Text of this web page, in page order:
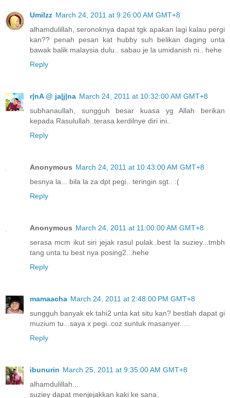
UmiIzz March 24, 2011 at 9:26:00 AM GMT+8
alhamdulillah, seronoknya dapat tgk apakan lagi kalau pergi
kan?? penah pesan kat hubby suh belikan daging unta
bawak balik malaysia dulu.. sabau je la umidanish ni.. hehe
Reply
r|nA @ ja|j|na March 24, 2011 at 10:32:00 AM GMT+8
subhanaullah, sungguh besar kuasa yg Allah berikan
kepada Rasulullah..terasa kerdilnye diri ini..
Reply
Anonymous March 24, 2011 at 10:43:00 AM GMT+8
besnya la... bila la za dpt pegi.. teringin sgt.. :(
Reply
Anonymous March 24, 2011 at 11:00:00 AM GMT+8
serasa mcm ikut siri jejak rasul pulak..best la suziey...tmbh
tang unta tu best nya posing2...hehe
Reply
mamaacha March 24, 2011 at 2:48:00 PM GMT+8
sungguh banyak ek tahi2 unta kat situ kan? bestlah dapat gi
muzium tu...saya x pegi..coz suntuk masanyer.....
Reply
ibunurin March 25, 2011 at 9:35:00 AM GMT+8
alhamdulillah...
suziey dapat menjejakkan kaki ke sana.